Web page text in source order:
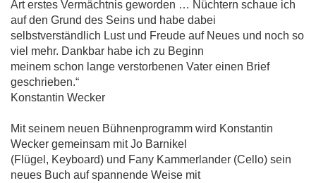
Art erstes Vermächtnis geworden … Nüchtern schaue ich
auf den Grund des Seins und habe dabei
selbstverständlich Lust und Freude auf Neues und noch so
viel mehr. Dankbar habe ich zu Beginn
meinem schon lange verstorbenen Vater einen Brief
geschrieben.“
Konstantin Wecker
Mit seinem neuen Bühnenprogramm wird Konstantin
Wecker gemeinsam mit Jo Barnikel
(Flügel, Keyboard) und Fany Kammerlander (Cello) sein
neues Buch auf spannende Weise mit